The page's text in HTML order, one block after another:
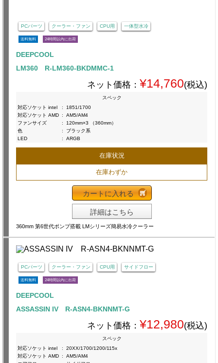
PCパーツ クーラー・ファン CPU用 一体型水冷
送料無料 24時間以内に出荷
DEEPCOOL
LM360 R-LM360-BKDMMC-1
ネット価格： ¥14,760(税込)
スペック
対応ソケット intel
:
1851/1700
対応ソケット AMD :
AM5/AM4
ファンサイズ
:
120mm×3 （360mm）
色
:
ブラック系
LED
: ARGB
在庫状況
在庫わずか
カートに入れる
詳細はこちら
360mm 第6世代ポンプ搭載 LMシリーズ簡易水冷クーラー
PCパーツ クーラー・ファン CPU用 サイドフロー
送料無料 24時間以内に出荷
DEEPCOOL
ASSASSIN IV R-ASN4-BKNNMT-G
ネット価格： ¥12,980(税込)
スペック
対応ソケット intel
:
20XX/1700/1200/115x
対応ソケット AMD :
AM5/AM4